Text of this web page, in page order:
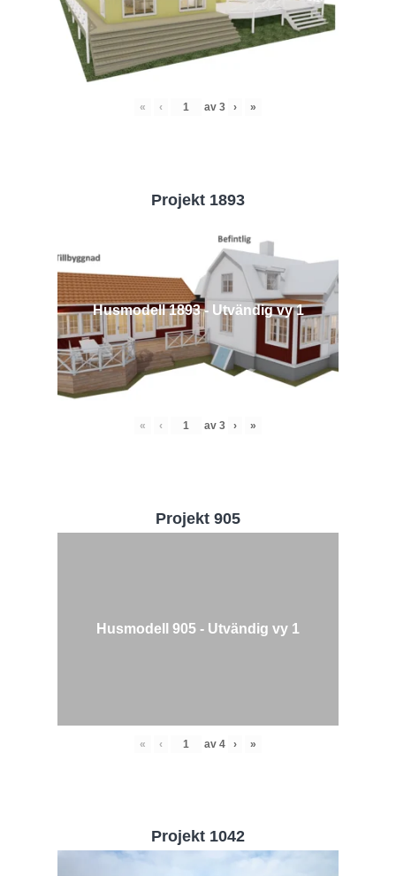
« ‹ av 3 › »
Projekt 1893
Husmodell 1893 - Utvändig vy 1
« ‹ av 3 › »
Projekt 905
Husmodell 905 - Utvändig vy 1
« ‹ av 4 › »
Projekt 1042